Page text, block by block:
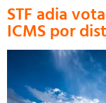
STF adia
ICMS por